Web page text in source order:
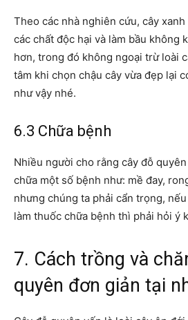
Theo các nhà nghiên cứu, cây
các chất độc hại và làm bầu không
hơn, trong đó không ngoại trừ loài
tâm khi chọn chậu cây vừa đẹp lại
như vậy nhé.
6.3 Chữa bệnh
Nhiều người cho rằng cây đỗ
chữa một số bệnh như: mề đay,
nhưng chúng ta phải cẩn trọng,
làm thuốc chữa bệnh thì phải hỏi ý
7. Cách trồng và
quyên đơn giản tại